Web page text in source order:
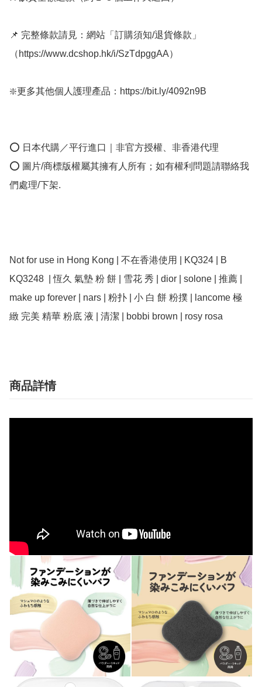
📌 完整條款請見：網站「訂購須知/退貨條款」
（https://www.dcshop.hk/i/SzTdpggAA）
❇️更多其他個人護理產品：https://bit.ly/4092n9B
⭕ 日本代購／平行進口｜非官方授權、非香港代理
⭕ 圖片/商標版權屬其擁有人所有；如有權利問題請聯絡我
們處理/下架.
Not for use in Hong Kong | 不在香港使用 | KQ324 | B
KQ3248  | 恆久 氣墊 粉 餅 | 雪花 秀 | dior | solone | 推薦 |
make up forever | nars | 粉扑 | 小 白 餅 粉撲 | lancome 極
緻 完美 精華 粉底 液 | 清潔 | bobbi brown | rosy rosa
商品詳情